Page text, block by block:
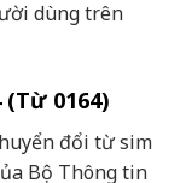
dùng trên
(Từ 0164)
đổi từ sim
Bộ Thông tin